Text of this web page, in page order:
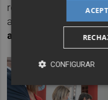
recta previa al inicio
a transformar uno de
accesos viarios de
CONFIGURAR